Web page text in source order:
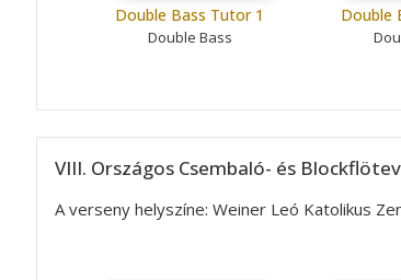
Double Bass Tutor 1
Double Bass
Double
VIII. Országos Csembaló- és
A verseny helyszíne: Weiner Leó Katolikus